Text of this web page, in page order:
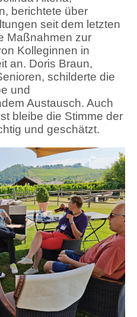
berichtete über
seit dem letzten
Maßnahmen zur
Kolleginnen in
an. Doris Braun,
schilderte die
und
Austausch. Auch
bleibe die Stimme der
und geschätzt.